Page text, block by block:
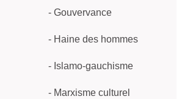
- Gouvervance
- Haine des hommes
- Islamo-gauchisme
- Marxisme culturel